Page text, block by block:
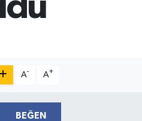
A- A+
BEĞEN